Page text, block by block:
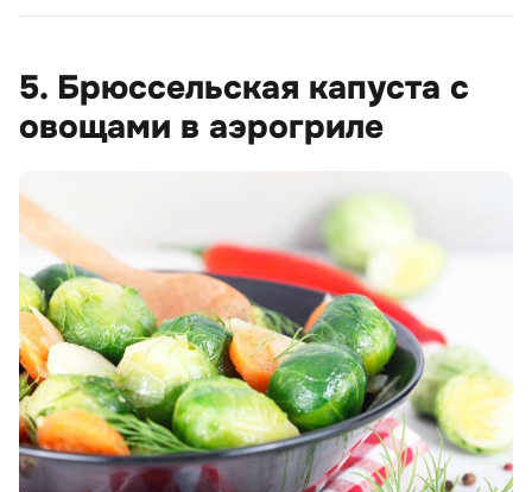
5. Брюссельская капуста с
овощами в аэрогриле